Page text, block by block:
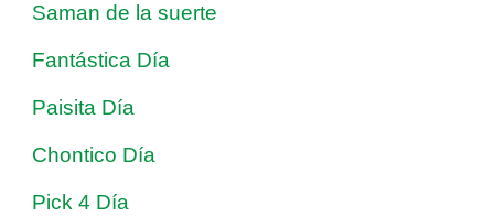
Saman de la suerte
Fantástica Día
Paisita Día
Chontico Día
Pick 4 Día